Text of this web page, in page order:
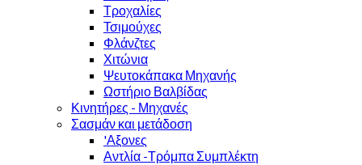
Τροχαλίες
Τσιμούχες
Φλάνζτες
Χιτώνια
Ψευτοκάπακα Μηχανής
Ωστήριο Βαλβίδας
Κινητήρες - Μηχανές
Σασμάν και μετάδοση
'Αξονες
Αντλία -Τρόμπα Συμπλέκτη